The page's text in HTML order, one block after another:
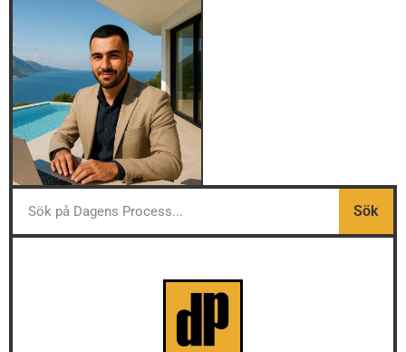
Sök